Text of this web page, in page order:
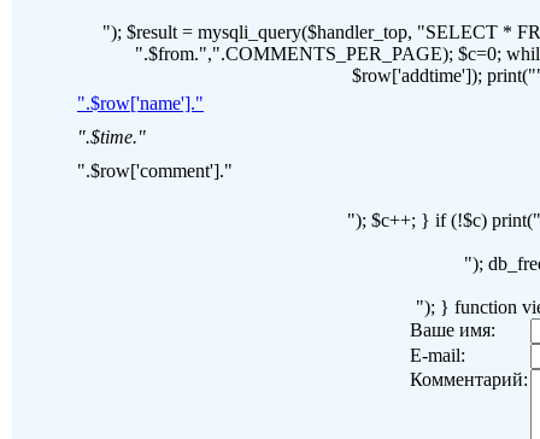
"); $result = mysqli_query($handler_top, "SELECT *
".$from.",".COMMENTS_PER_PAGE); $c=0;
$row['addtime']);
".$row['name']."
".$time."
".$row['comment']."
"); $c++; } if (!$c)
");
"); } function
Ваше имя:
E-mail:
Комментарий: